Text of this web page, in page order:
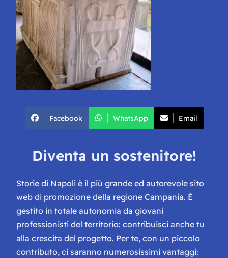
Facebook WhatsApp Email
Diventa un sostenitore!
Storie di Napoli è il più grande ed autorevole sito
web di promozione della regione Campania. È
gestito in totale autonomia da giovani
professionisti del territorio: contribuisci anche tu
alla crescita del progetto. Per te, con un piccolo
contributo, ci saranno numerosissimi vantaggi: